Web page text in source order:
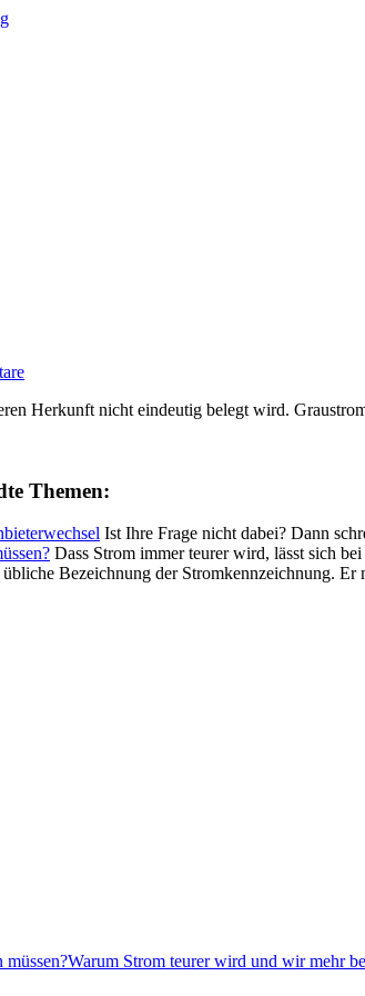
Herkunft nicht eindeutig belegt wird.
Themen:
Ist Ihre Frage nicht dabei? Dann
Dass Strom immer teurer wird, lässt sich
Bezeichnung der Stromkennzeichnung. Er
Warum Strom teurer wird und wir mehr